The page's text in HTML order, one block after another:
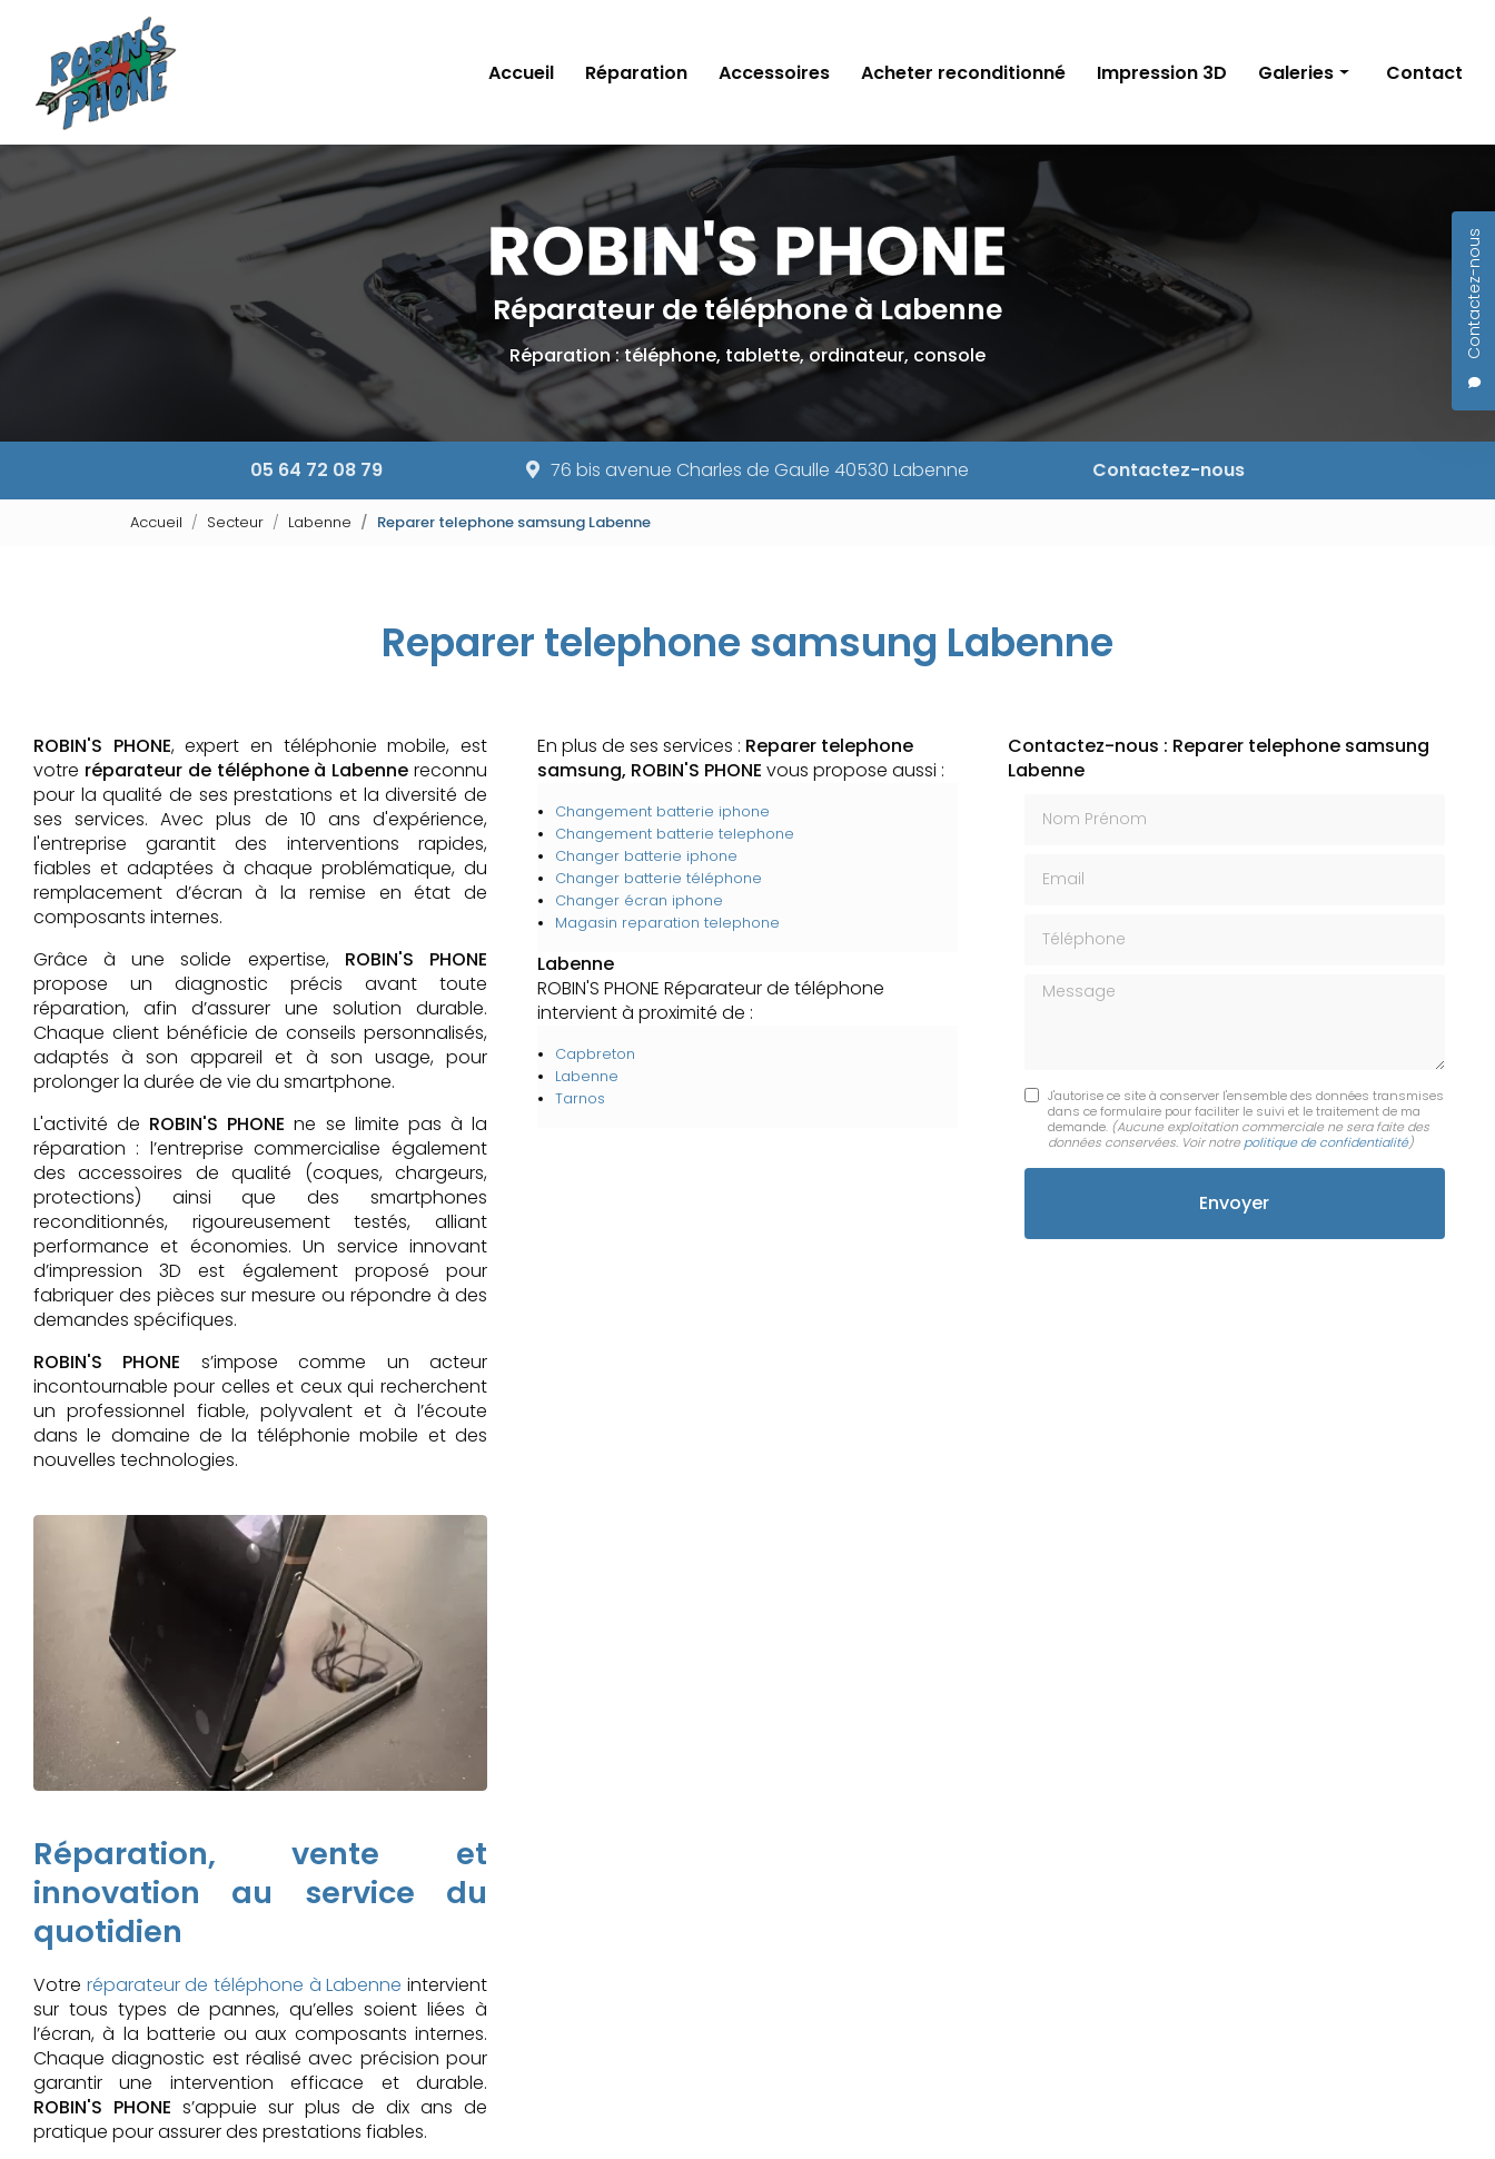
contenu
principal
Contactez-nous
Accueil Réparation Accessoires Acheter reconditionné Impression 3D Galeries Contact
Réparateur de téléphone à Labenne
Réparation : téléphone, tablette, ordinateur, console
05 64 72 08 79 76 bis avenue Charles de Gaulle 40530 Labenne Contactez-nous
Accueil Secteur Labenne Reparer telephone samsung Labenne
Reparer telephone samsung Labenne
ROBIN'S PHONE, expert en téléphonie mobile, est
votre réparateur de téléphone à Labenne reconnu
pour la qualité de ses prestations et la diversité de
ses services. Avec plus de 10 ans d'expérience,
l'entreprise garantit des interventions rapides,
fiables et adaptées à chaque problématique, du
remplacement d’écran à la remise en état de
composants internes.
Grâce à une solide expertise, ROBIN'S PHONE
propose un diagnostic précis avant toute
réparation, afin d’assurer une solution durable.
Chaque client bénéficie de conseils personnalisés,
adaptés à son appareil et à son usage, pour
prolonger la durée de vie du smartphone.
L'activité de ROBIN'S PHONE ne se limite pas à la
réparation : l’entreprise commercialise également
des accessoires de qualité (coques, chargeurs,
protections) ainsi que des smartphones
reconditionnés, rigoureusement testés, alliant
performance et économies. Un service innovant
d’impression 3D est également proposé pour
fabriquer des pièces sur mesure ou répondre à des
demandes spécifiques.
ROBIN'S PHONE s’impose comme un acteur
incontournable pour celles et ceux qui recherchent
un professionnel fiable, polyvalent et à l’écoute
dans le domaine de la téléphonie mobile et des
nouvelles technologies.
Réparation, vente et
innovation au service du
quotidien
Votre réparateur de téléphone à Labenne intervient
sur tous types de pannes, qu’elles soient liées à
l’écran, à la batterie ou aux composants internes.
Chaque diagnostic est réalisé avec précision pour
garantir une intervention efficace et durable.
ROBIN'S PHONE s’appuie sur plus de dix ans de
pratique pour assurer des prestations fiables.
En plus de ses services : Reparer telephone
samsung, ROBIN'S PHONE vous propose aussi :
Changement batterie iphone
Changement batterie telephone
Changer batterie iphone
Changer batterie téléphone
Changer écran iphone
Magasin reparation telephone
Labenne
ROBIN'S PHONE Réparateur de téléphone
intervient à proximité de :
Capbreton
Labenne
Tarnos
Contactez-nous : Reparer telephone samsung
Labenne
Message
J'autorise ce site à conserver l'ensemble des données transmises
dans ce formulaire pour faciliter le suivi et le traitement de ma
demande. (Aucune exploitation commerciale ne sera faite des
données conservées. Voir notre politique de confidentialité)